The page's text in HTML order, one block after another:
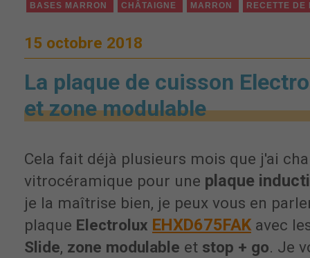
BASES MARRON CHÂTAIGNE MARRON RECETTE DE
15 octobre 2018
La plaque de cuisson
et zone modulable
Cela fait déjà plusieurs mois que j'ai
vitrocéramique pour une plaque
je la maîtrise bien, je peux vous en
plaque Electrolux EHXD675FAKavec
Slide, zone modulable et stop + go. Je